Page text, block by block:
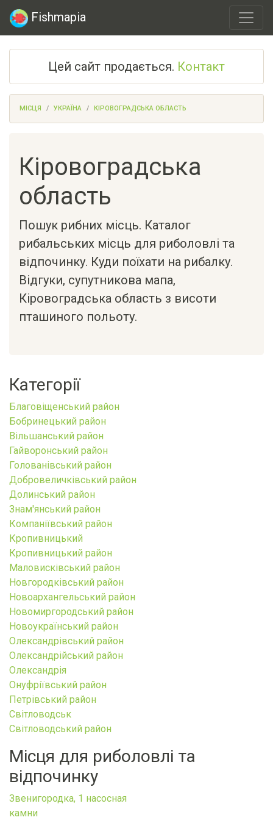
Fishmapia
Цей сайт продається. Контакт
МІСЦЯ УКРАЇНА КІРОВОГРАДСЬКА ОБЛАСТЬ
Кіровоградська
область
Пошук рибних місць. Каталог
рибальських місць для риболовлі та
відпочинку. Куди поїхати на рибалку.
Відгуки, супутникова мапа,
Кіровоградська область з висоти
пташиного польоту.
Категорії
Благовіщенський район
Бобринецький район
Вільшанський район
Гайворонський район
Голованівський район
Добровеличківський район
Долинський район
Знам'янський район
Компаніївський район
Кропивницький
Кропивницький район
Маловисківський район
Новгородківський район
Новоархангельський район
Новомиргородський район
Новоукраїнський район
Олександрівський район
Олександрійський район
Олександрія
Онуфріївський район
Петрівський район
Світловодськ
Світловодський район
Місця для риболовлі та
відпочинку
Звенигородка, 1 насосная
камни